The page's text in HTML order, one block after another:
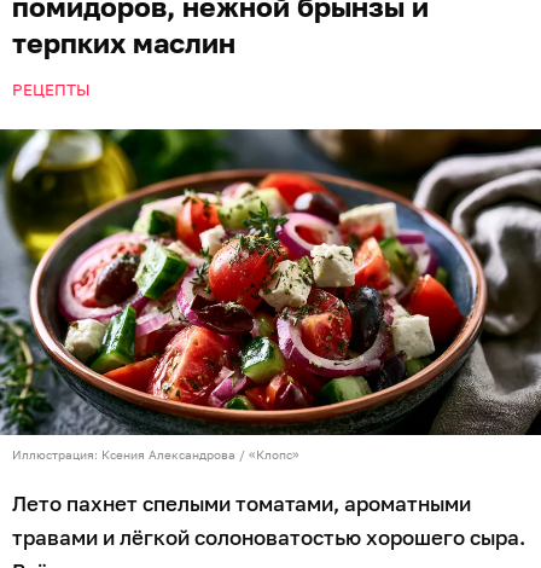
терпких маслин
РЕЦЕПТЫ
Иллюстрация: Ксения Александрова / «Клопс»
Лето пахнет спелыми томатами, ароматными
травами и лёгкой солоноватостью хорошего сыра.